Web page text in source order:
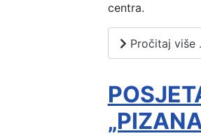
centra.
Pročitaj više